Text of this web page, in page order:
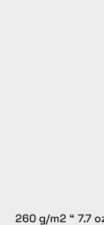
260 g/m2 “ 7.7